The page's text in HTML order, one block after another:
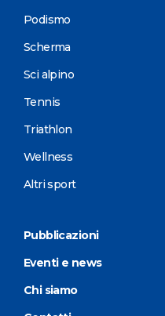
Podismo
Scherma
Sci alpino
Tennis
Triathlon
Wellness
Altri sport
Pubblicazioni
Eventi e news
Chi siamo